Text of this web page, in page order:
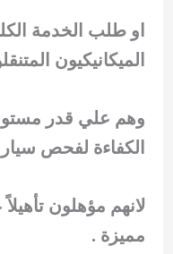
او طلب الخدمة
الميكانيكيون
وهم علي قدر
الكفاءة لفحص
لانهم مؤهلون
مميزة .